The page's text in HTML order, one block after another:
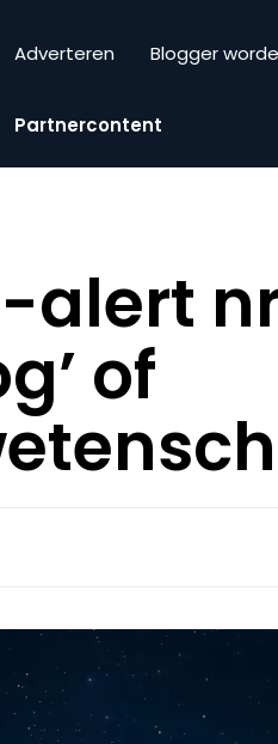
Adverteren Blogger
Partnercontent
of